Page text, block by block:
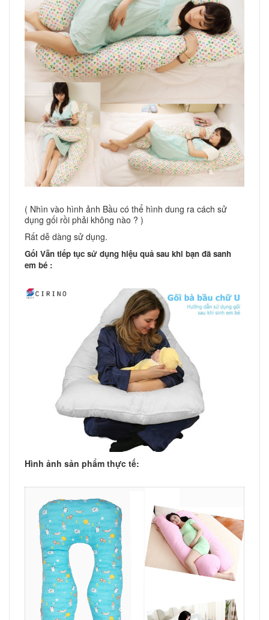
( Nhìn vào hình ảnh Bầu có thể hình dung ra cách sử
dụng gối rồi phải không nào ? )
Rất dễ dàng sử dụng.
Gối Vẫn tiếp tục sử dụng hiệu quả sau khi bạn đã sanh
em bé :
Hình ảnh sản phẩm thực tế: